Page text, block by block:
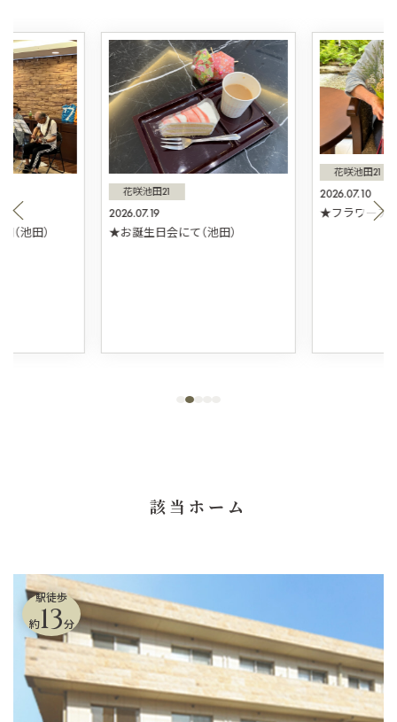
池田）
2026.07.19
花咲池田21
★お誕生日会にて（池田）
2026.07.10
花咲池田21
★フラワーアレ
該当ホーム
駅徒歩
約13分